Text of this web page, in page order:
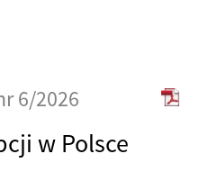
6/2026
w Polsce